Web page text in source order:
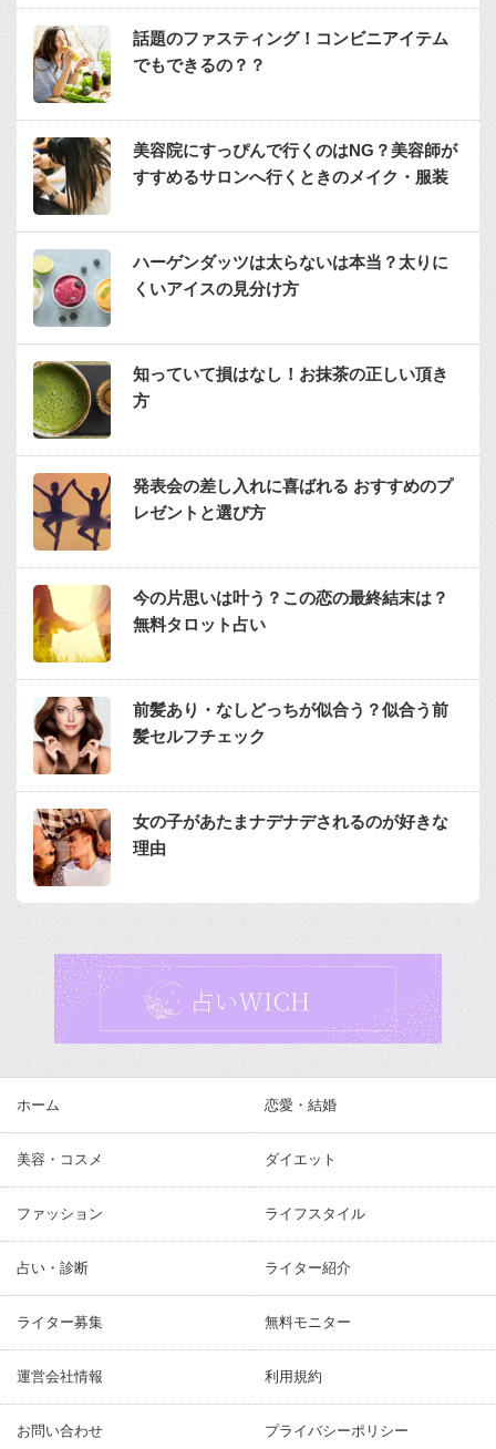
話題のファスティング！コンビニアイテム
でもできるの？？
美容院にすっぴんで行くのはNG？美容師が
すすめるサロンへ行くときのメイク・服装
ハーゲンダッツは太らないは本当？太りに
くいアイスの見分け方
知っていて損はなし！お抹茶の正しい頂き
方
発表会の差し入れに喜ばれる おすすめのプ
レゼントと選び方
今の片思いは叶う？この恋の最終結末は？
無料タロット占い
前髪あり・なしどっちが似合う？似合う前
髪セルフチェック
女の子があたまナデナデされるのが好きな
理由
ホーム 恋愛・結婚
美容・コスメ ダイエット
ファッション ライフスタイル
占い・診断 ライター紹介
ライター募集 無料モニター
運営会社情報 利用規約
お問い合わせ プライバシーポリシー